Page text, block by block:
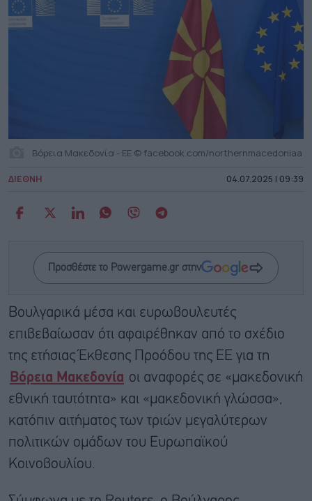
Βόρεια Μακεδονία - ΕΕ © facebook.com/northernmacedoniaa
ΔΙΕΘΝΗ 04.07.2025 | 09:39
Προσθέστε το Powergame.gr στην
Βουλγαρικά μέσα και ευρωβουλευτές
επιβεβαίωσαν ότι αφαιρέθηκαν από το σχέδιο
της ετήσιας Έκθεσης Προόδου της ΕΕ για τη
Βόρεια Μακεδονία οι αναφορές σε «μακεδονική
εθνική ταυτότητα» και «μακεδονική γλώσσα»,
κατόπιν αιτήματος των τριών μεγαλύτερων
πολιτικών ομάδων του Ευρωπαϊκού
Κοινοβουλίου.